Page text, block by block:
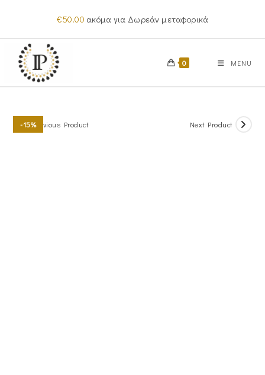
content
€50.00 ακόμα για Δωρεάν μεταφορικά
0 MENU
-15%Previous Product Next Product